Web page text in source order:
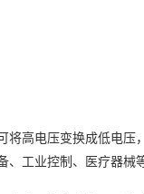
将高电压变换成低电压
工业控制、医疗器械